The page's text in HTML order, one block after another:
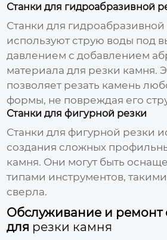
Станки для гидроабразивной
Станки для гидроабразивной
используют струю воды под
давлением с добавлением
материала для резки камня.
позволяет резать камень
формы, не повреждая его
Станки для фигурной резки
Станки для фигурной резки
создания сложных
камня. Они могут быть
типами инструментов,
сверла.
Обслуживание и ремонт
для резки камня